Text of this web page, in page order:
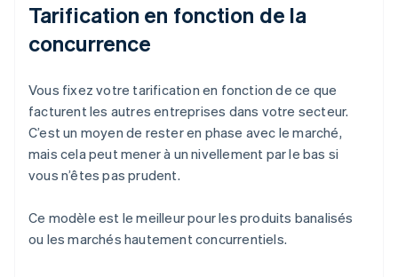
Tarification en fonction de la
concurrence
Vous fixez votre tarification en fonction de ce que
facturent les autres entreprises dans votre secteur.
C’est un moyen de rester en phase avec le marché,
mais cela peut mener à un nivellement par le bas si
vous n’êtes pas prudent.
Ce modèle est le meilleur pour les produits banalisés
ou les marchés hautement concurrentiels.